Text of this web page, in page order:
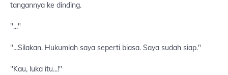
tangannya ke dinding.
"..."
"...Silakan. Hukumlah saya seperti biasa. Saya sudah siap."
"Kau, luka itu...!"